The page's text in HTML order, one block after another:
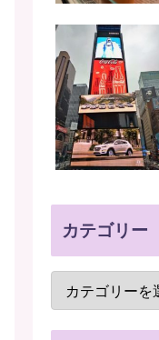
カテゴリー